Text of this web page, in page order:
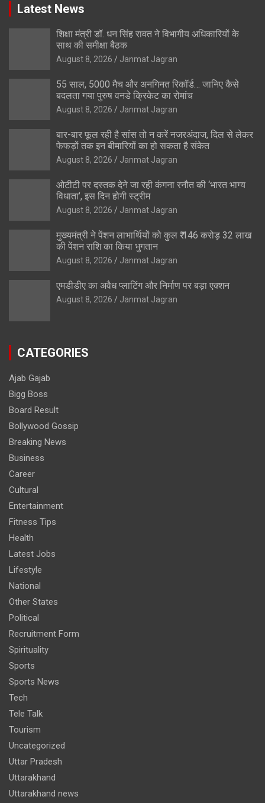
Latest News
शिक्षा मंत्री डॉ. धन सिंह रावत ने विभागीय अधिकारियों के
साथ की समीक्षा बैठक
August 8, 2026 Janmat Jagran
55 साल, 5000 मैच और अनगिनत रिकॉर्ड… जानिए कैसे
बदलता गया पुरुष वनडे क्रिकेट का रोमांच
August 8, 2026 Janmat Jagran
बार-बार फूल रही है सांस तो न करें नजरअंदाज, दिल से लेकर
फेफड़ों तक इन बीमारियों का हो सकता है संकेत
August 8, 2026 Janmat Jagran
ओटीटी पर दस्तक देने जा रही कंगना रनौत की ‘भारत भाग्य
विधाता’, इस दिन होगी स्ट्रीम
August 8, 2026 Janmat Jagran
मुख्यमंत्री ने पेंशन लाभार्थियों को कुल ₹ 146 करोड़ 32 लाख
की पेंशन राशि का किया भुगतान
August 8, 2026 Janmat Jagran
एमडीडीए का अवैध प्लाटिंग और निर्माण पर बड़ा एक्शन
August 8, 2026 Janmat Jagran
CATEGORIES
Ajab Gajab
Bigg Boss
Board Result
Bollywood Gossip
Breaking News
Business
Career
Cultural
Entertainment
Fitness Tips
Health
Latest Jobs
Lifestyle
National
Other States
Political
Recruitment Form
Spirituality
Sports
Sports News
Tech
Tele Talk
Tourism
Uncategorized
Uttar Pradesh
Uttarakhand
Uttarakhand news